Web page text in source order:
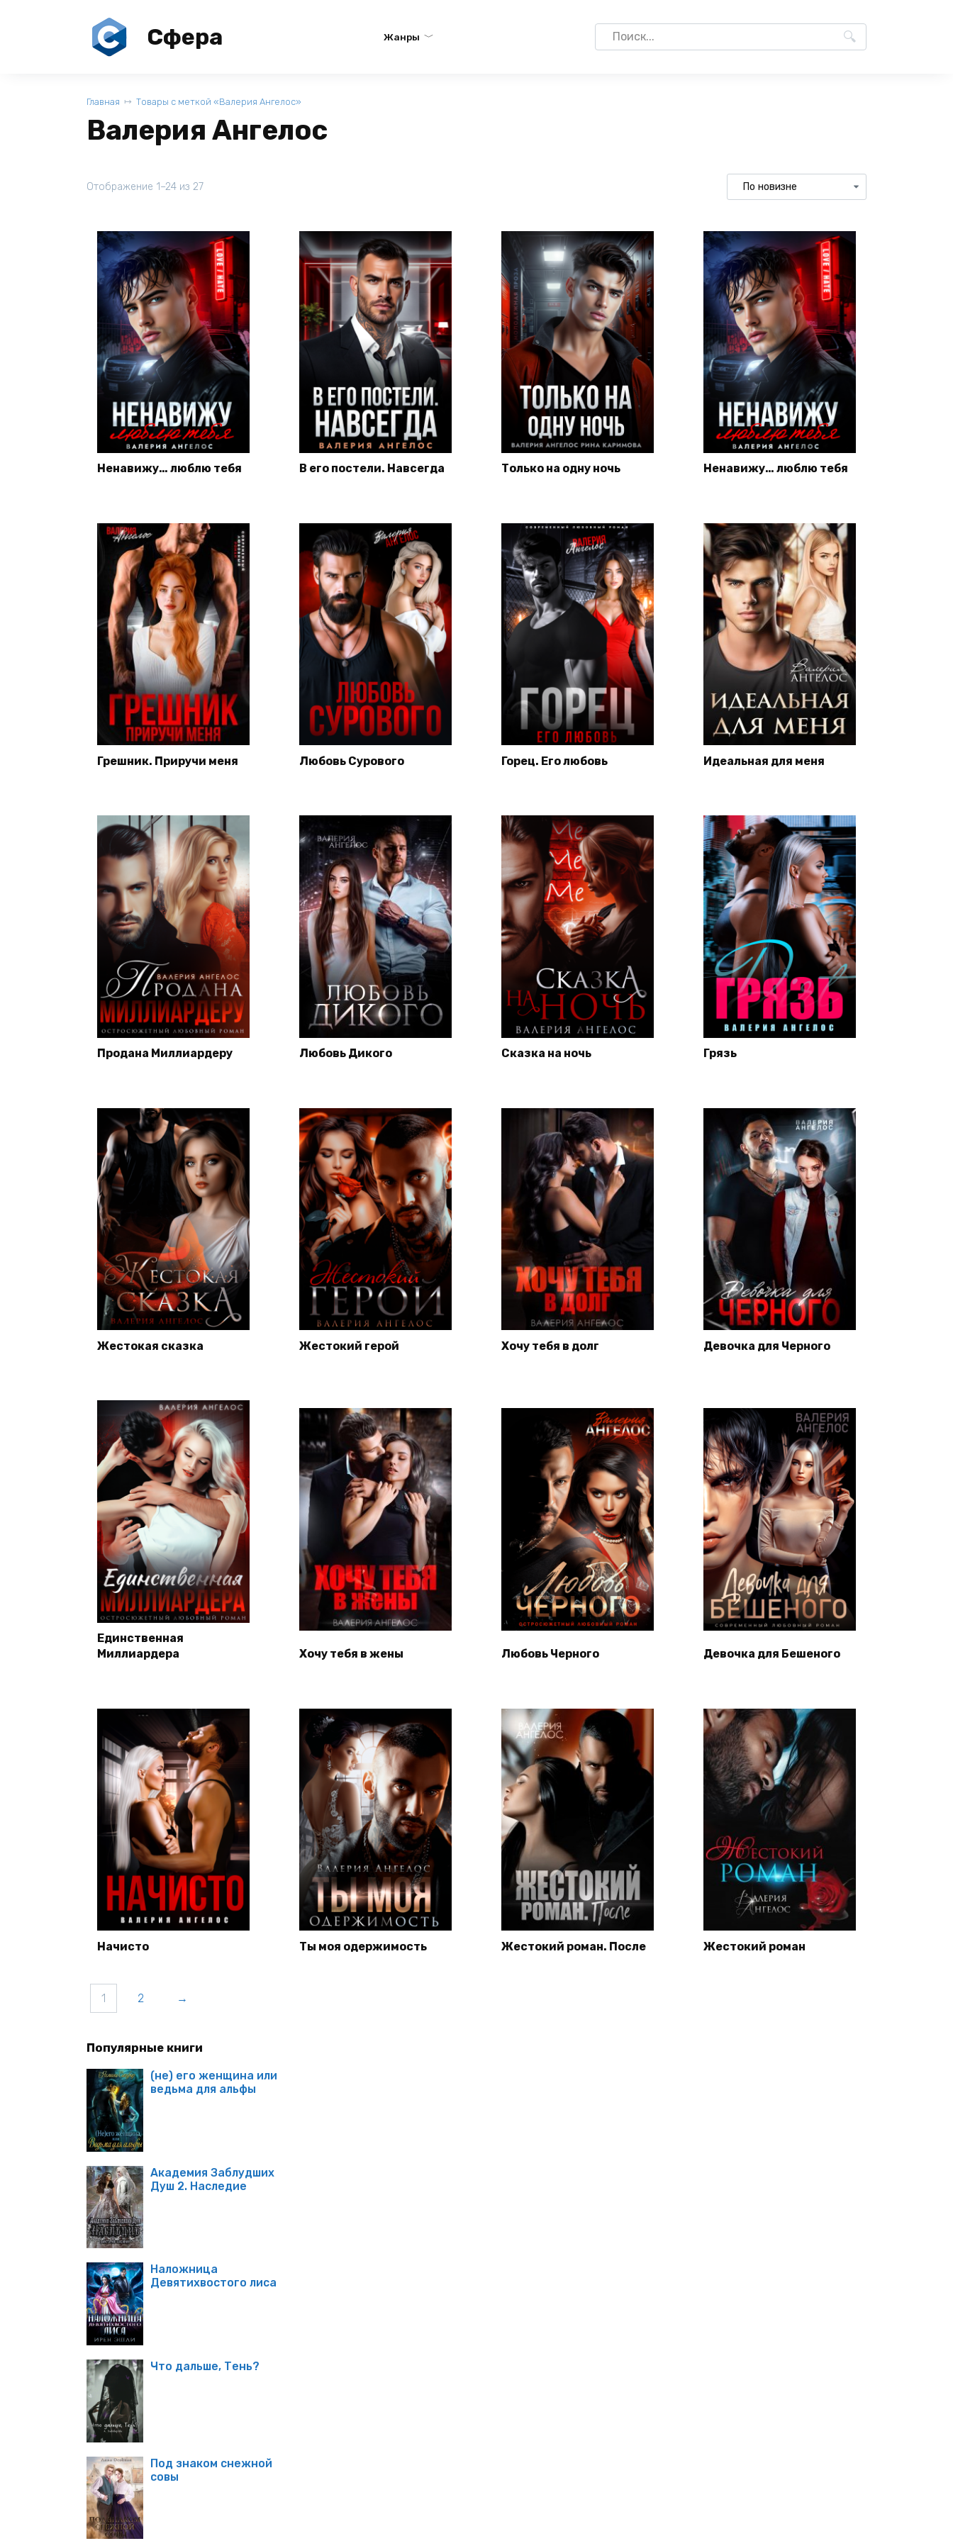
Сфера Жанры
Search
for:
Главная Товары с меткой «Валерия Ангелос»
Валерия Ангелос
Отображение 1–24 из 27
Ненавижу… люблю тебя В его постели. Навсегда Только на одну ночь Ненавижу… люблю тебя
Грешник. Приручи меня Любовь Сурового Горец. Его любовь Идеальная для меня
Продана Миллиардеру Любовь Дикого Сказка на ночь Грязь
Жестокая сказка Жестокий герой Хочу тебя в долг Девочка для Черного
Единственная
Миллиардера
Хочу тебя в жены Любовь Черного Девочка для Бешеного
Начисто Ты моя одержимость Жестокий роман. После Жестокий роман
1 2 →
Популярные книги
(не) его женщина или
ведьма для альфы
Академия Заблудших
Душ 2. Наследие
Наложница
Девятихвостого лиса
Что дальше, Тень?
Под знаком снежной
совы